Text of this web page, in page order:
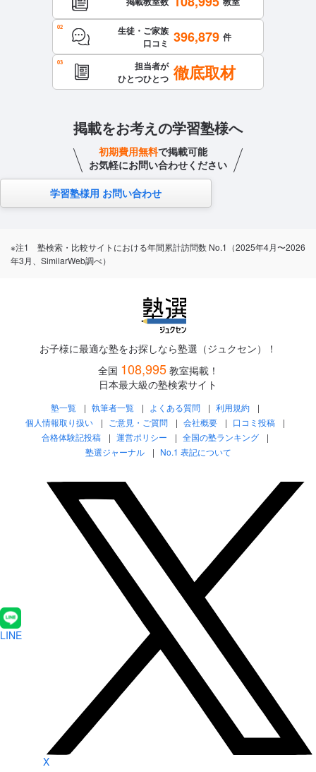
生徒・ご家族
口コミ 396,879 件
担当者が
ひとつひとつ 徹底取材
掲載をお考えの学習塾様へ
初期費用無料で掲載可能
お気軽にお問い合わせください
学習塾様用 お問い合わせ
※注1 塾検索・比較サイトにおける年間累計訪問数 No.1（2025年4月〜2026
年3月、SimilarWeb調べ）
お子様に最適な塾をお探しなら塾選（ジュクセン）！
全国 108,995 教室掲載！
日本最大級の塾検索サイト
塾一覧 執筆者一覧 よくある質問
利用規約
個人情報取り扱い
ご意見・ご質問 会社概要
口コミ投稿
合格体験記投稿
運営ポリシー
全国の塾ランキング
塾選ジャーナル
No.1 表記について
LINE
X